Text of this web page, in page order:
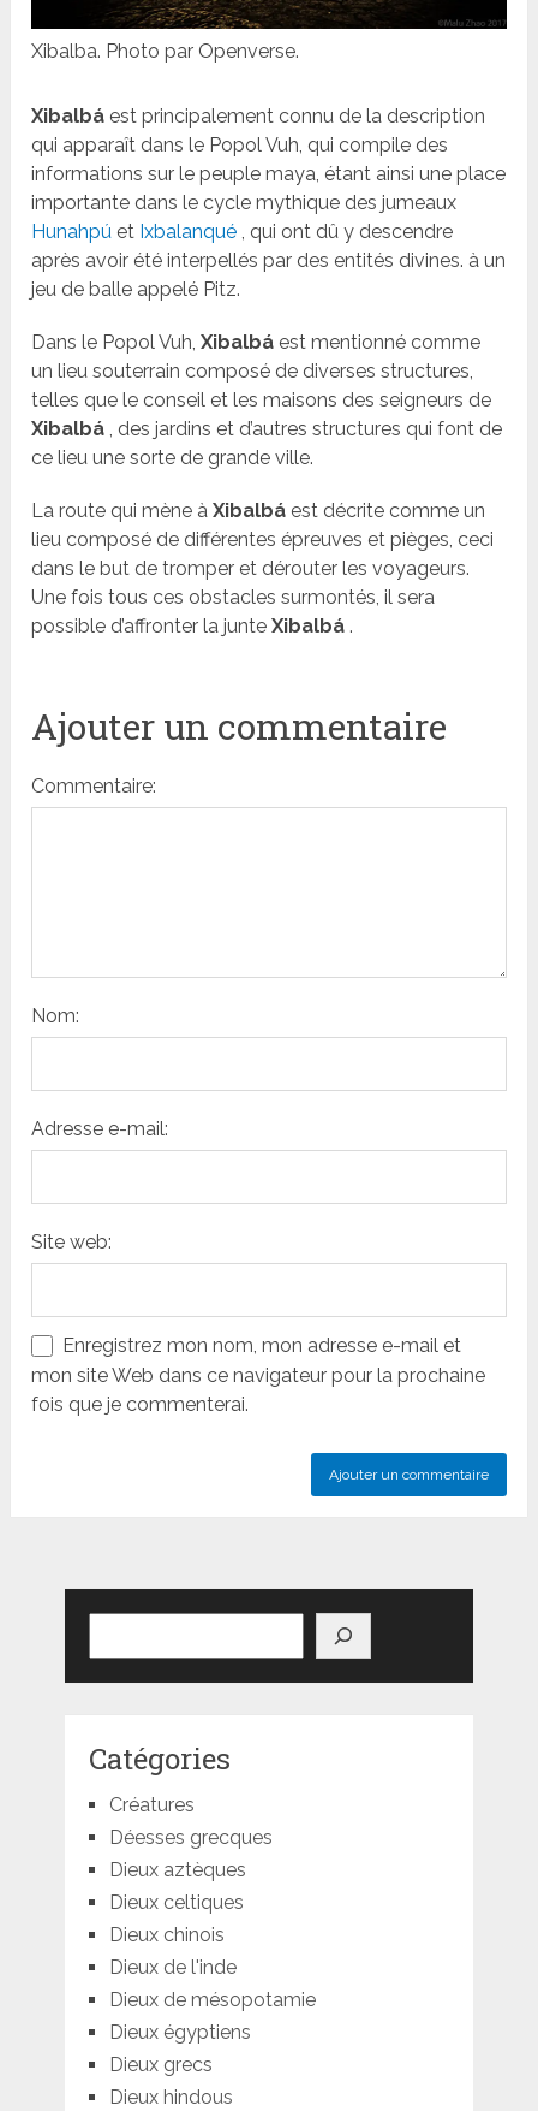
Xibalba. Photo par Openverse.
Xibalbá est principalement connu de la description
qui apparaît dans le Popol Vuh, qui compile des
informations sur le peuple maya, étant ainsi une place
importante dans le cycle mythique des jumeaux
Hunahpú et Ixbalanqué , qui ont dû y descendre
après avoir été interpellés par des entités divines. à un
jeu de balle appelé Pitz.
Dans le Popol Vuh,Xibalbá est mentionné comme
un lieu souterrain composé de diverses structures,
telles que le conseil et les maisons des seigneurs de
Xibalbá , des jardins et d’autres structures qui font de
ce lieu une sorte de grande ville.
La route qui mène àXibalbá est décrite comme un
lieu composé de différentes épreuves et pièges, ceci
dans le but de tromper et dérouter les voyageurs.
Une fois tous ces obstacles surmontés, il sera
possible d’affronter la junteXibalbá .
Ajouter un commentaire
Commentaire:
Nom:
Adresse e-mail:
Site web:
Enregistrez mon nom, mon adresse e-mail et
mon site Web dans ce navigateur pour la prochaine
fois que je commenterai.
Catégories
Créatures
Déesses grecques
Dieux aztèques
Dieux celtiques
Dieux chinois
Dieux de l'inde
Dieux de mésopotamie
Dieux égyptiens
Dieux grecs
Dieux hindous